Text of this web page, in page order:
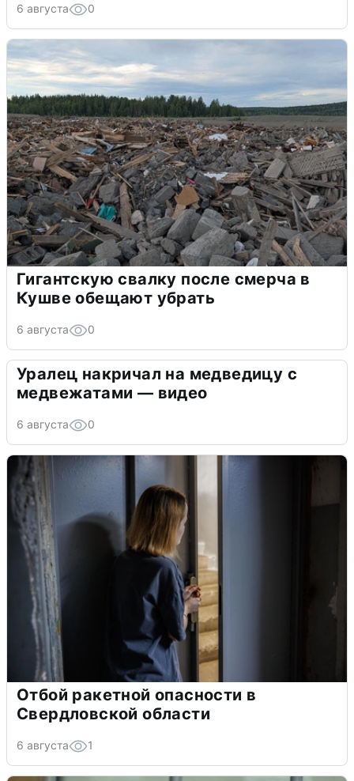
6 августа 0
Гигантскую свалку после смерча в
Кушве обещают убрать
6 августа 0
Уралец накричал на медведицу с
медвежатами — видео
6 августа 0
Отбой ракетной опасности в
Свердловской области
6 августа 1